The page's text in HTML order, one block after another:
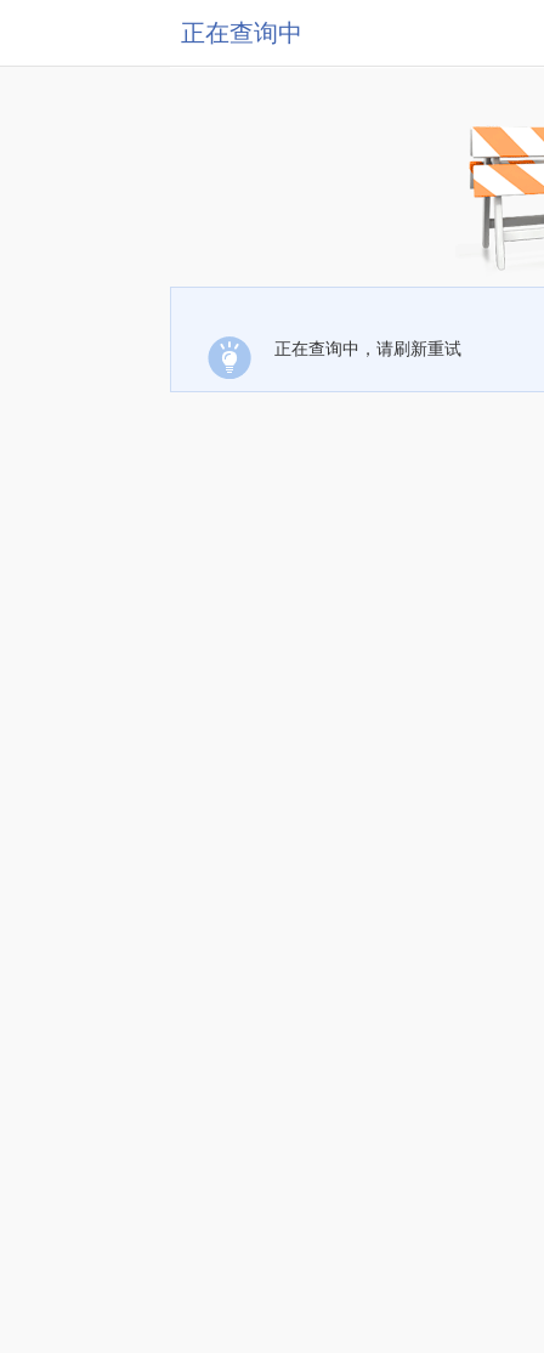
正在查询中
正在查询中，请刷新重试